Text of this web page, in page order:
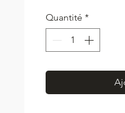
Quantité *